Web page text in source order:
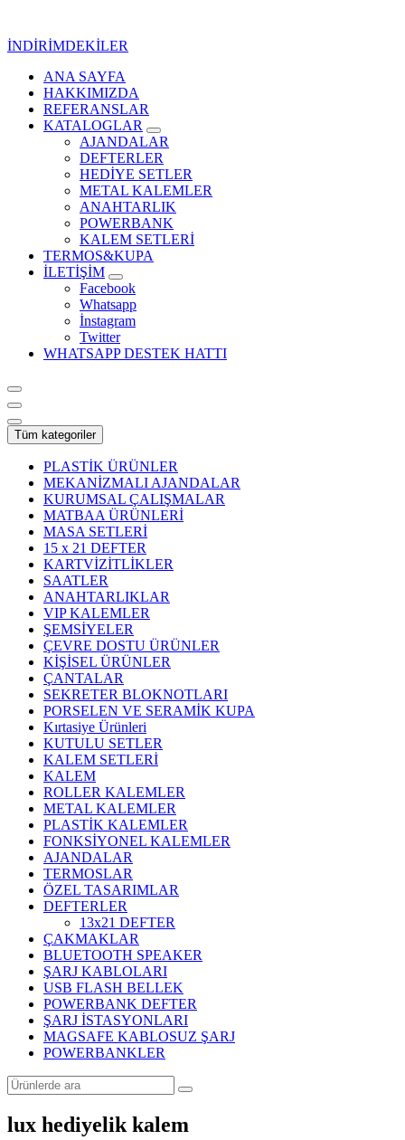
İNDİRİMDEKİLER
Kurumsal Promosyon-Hediyelik
ANA SAYFA
HAKKIMIZDA
REFERANSLAR
KATALOGLAR
AJANDALAR
DEFTERLER
HEDİYE SETLER
METAL KALEMLER
ANAHTARLIK
POWERBANK
KALEM SETLERİ
TERMOS&KUPA
İLETİŞİM
Facebook
Whatsapp
İnstagram
Twitter
WHATSAPP DESTEK HATTI
Tüm kategoriler
PLASTİK ÜRÜNLER
MEKANİZMALI AJANDALAR
KURUMSAL ÇALIŞMALAR
MATBAA ÜRÜNLERİ
MASA SETLERİ
15 x 21 DEFTER
KARTVİZİTLİKLER
SAATLER
ANAHTARLIKLAR
VIP KALEMLER
ŞEMSİYELER
ÇEVRE DOSTU ÜRÜNLER
KİŞİSEL ÜRÜNLER
ÇANTALAR
SEKRETER BLOKNOTLARI
PORSELEN VE SERAMİK KUPA
Kırtasiye Ürünleri
KUTULU SETLER
KALEM SETLERİ
KALEM
ROLLER KALEMLER
METAL KALEMLER
PLASTİK KALEMLER
FONKSİYONEL KALEMLER
AJANDALAR
TERMOSLAR
ÖZEL TASARIMLAR
DEFTERLER
13x21 DEFTER
ÇAKMAKLAR
BLUETOOTH SPEAKER
ŞARJ KABLOLARI
USB FLASH BELLEK
POWERBANK DEFTER
ŞARJ İSTASYONLARI
MAGSAFE KABLOSUZ ŞARJ
POWERBANKLER
lux hediyelik kalem